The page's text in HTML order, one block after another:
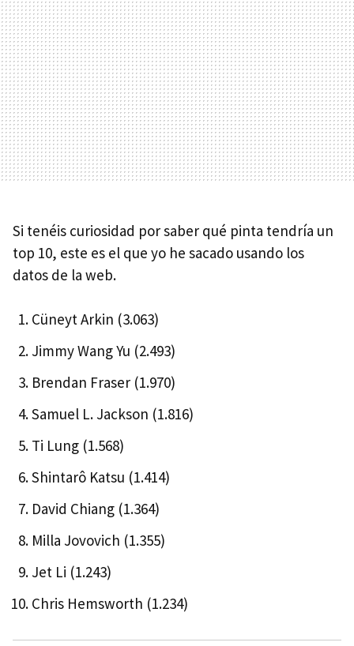
Si tenéis curiosidad por saber qué pinta tendría un
top 10, este es el que yo he sacado usando los
datos de la web.
Cüneyt Arkin (3.063)
Jimmy Wang Yu (2.493)
Brendan Fraser (1.970)
Samuel L. Jackson (1.816)
Ti Lung (1.568)
Shintarô Katsu (1.414)
David Chiang (1.364)
Milla Jovovich (1.355)
Jet Li (1.243)
Chris Hemsworth (1.234)